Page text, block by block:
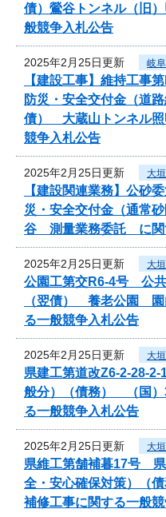
債）鶯谷トンネル（旧
般競争入札公告
2025年2月25日更新 岐
【建設工事】維持工
防災・安全交付金（道
債） 大蔵山トンネル照
競争入札公告
2025年2月25日更新 大
【建設関連業務】公砂
災・安全交付金（通常
谷 測量業務委託 に関
2025年2月25日更新 大
公園工第交R6-4号 公共
（翌債） 養老公園 園
る一般競争入札公告
2025年2月25日更新 大
県建工第道改Z6-2-28-
般分）（債務） （国
る一般競争入札公告
2025年2月25日更新 大
県維工第舗補暮17号
全・安心確保対策）（
補修工事に関する一般